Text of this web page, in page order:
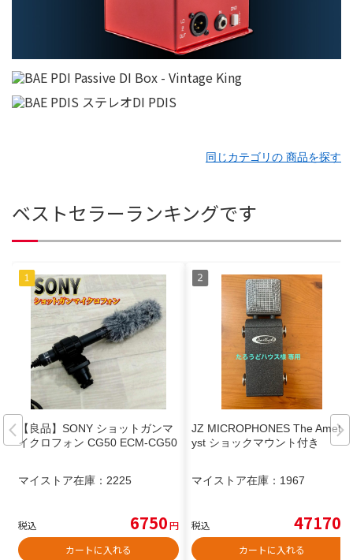
同じカテゴリの 商品を探す
ベストセラーランキングです
【良品】SONY ショットガンマ
イクロフォン CG50 ECM-CG50
マイストア在庫： 2225
税込 6750円
カートに入れる
JZ MICROPHONES The Ameth
yst ショックマウント付き
マイストア在庫： 1967
税込 47170
カートに入れる